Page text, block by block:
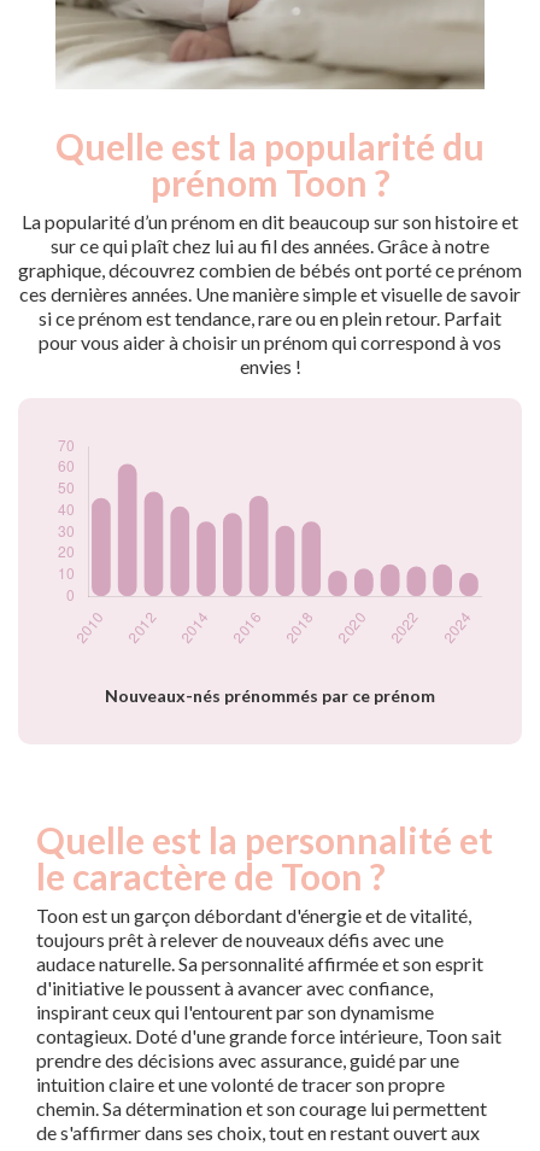
Quelle est la popularité du
prénom Toon ?
La popularité d’un prénom en dit beaucoup sur son histoire et
sur ce qui plaît chez lui au fil des années. Grâce à notre
graphique, découvrez combien de bébés ont porté ce prénom
ces dernières années. Une manière simple et visuelle de savoir
si ce prénom est tendance, rare ou en plein retour. Parfait
pour vous aider à choisir un prénom qui correspond à vos
envies !
Nouveaux-nés prénommés par ce prénom
Popularité du
Année
Nouveaux-
nés
2010
46
2011
62
2012
49
2013
42
2014
35
2015
39
2019
2020
2021
15
2022
2023
11
Quelle est la personnalité et
le caractère de Toon ?
Toon est un garçon débordant d'énergie et de vitalité,
toujours prêt à relever de nouveaux défis avec une
audace naturelle. Sa personnalité affirmée et son esprit
d'initiative le poussent à avancer avec confiance,
inspirant ceux qui l'entourent par son dynamisme
contagieux. Doté d'une grande force intérieure, Toon sait
prendre des décisions avec assurance, guidé par une
intuition claire et une volonté de tracer son propre
chemin. Sa détermination et son courage lui permettent
de s'affirmer dans ses choix, tout en restant ouvert aux